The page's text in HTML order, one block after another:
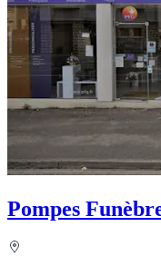
Pompes